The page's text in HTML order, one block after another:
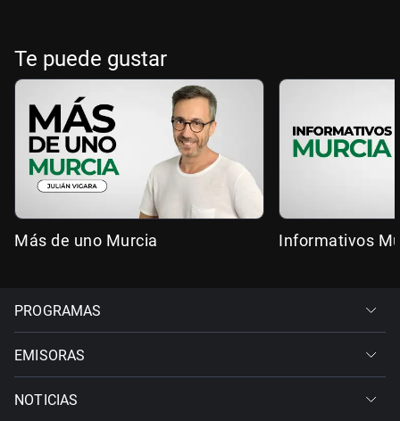
Te puede gustar
Más de uno Murcia Informativos
PROGRAMAS
EMISORAS
NOTICIAS